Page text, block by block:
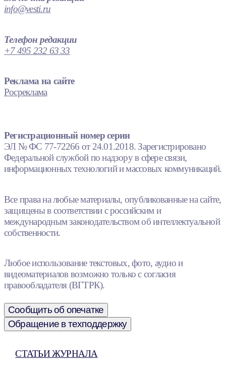
info@vesti.ru
Телефон редакции
+7 495 232 63 33
Реклама на сайте
Росреклама
Регистрационный номер серии
ЭЛ № ФС 77-72266 от 24.01.2018. Зарегистрировано
Федеральной службой по надзору в сфере связи,
информационных технологий и массовых коммуникаций.
Все права на любые материалы, опубликованные на сайте,
защищены в соответствии с российским и
международным законодательством об интеллектуальной
собственности.
Любое использование текстовых, фото, аудио и
видеоматериалов возможно только с согласия
правообладателя (ВГТРК).
Сообщить об опечатке
Обращение в техподдержку
СТАТЬИ ЖУРНАЛА